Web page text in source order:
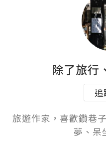
除了旅行
追
旅遊作家，喜歡鑽巷
夢、呆